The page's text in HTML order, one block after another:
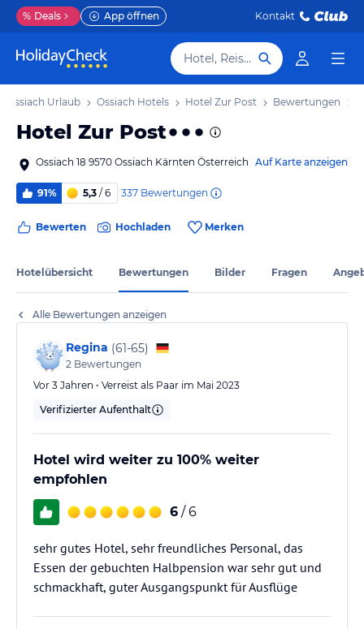
% Deals App öffnen Kontakt
Hotel, Reiseziel
Ossiach Urlaub Ossiach Hotels Hotel Zur Post Bewertungen
Hotel Zur Post
Ossiach 18 9570 Ossiach Kärnten Österreich Auf Karte anzeigen
91% 5,3 / 6 337 Bewertungen
Bewerten Hochladen Merken
Hotelübersicht Bewertungen Bilder Fragen
Alle Bewertungen anzeigen
Regina (61-65)
2 Bewertungen
Vor 3 Jahren • Verreist als Paar im Mai 2023
Verifizierter Aufenthalt
Hotel wird weiter zu 100% weiter
empfohlen
6 / 6
sehr gutes Hotel, sehr freundliches Personal, das
Essen der gebuchten Halbpension war sehr gut und
schmackhaft, guter Ausgangspunkt für Ausflüge